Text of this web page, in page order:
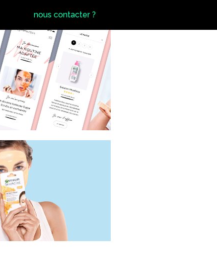
nous contacter ?